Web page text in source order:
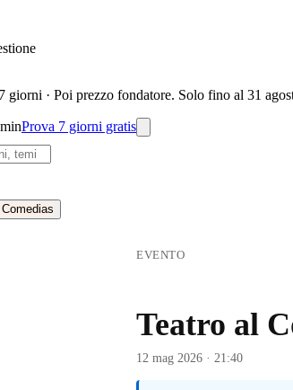
giorni · Poi prezzo fondatore. Solo fino al 31
Prova 7 giorni gratis
EVENTO
Teatro al
12 mag 2026 · 21:40